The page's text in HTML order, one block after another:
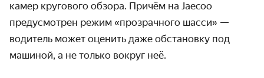
камер кругового обзора. Причём на Jaecoo
предусмотрен режим «прозрачного шасси» —
водитель может оценить даже обстановку под
машиной, а не только вокруг неё.